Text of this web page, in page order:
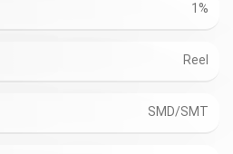
1%
Reel
SMD/SMT